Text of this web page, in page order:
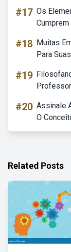
#17 Os
Cumprem
#18 Muitas
Para
#19
#20 Assinale
O
Related Posts